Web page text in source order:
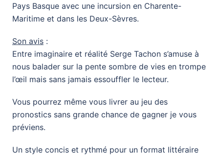
Pays Basque avec une incursion en Charente-
Maritime et dans les Deux-Sèvres.
Son avis :
Entre imaginaire et réalité Serge Tachon s’amuse à
nous balader sur la pente sombre de vies en trompe
l’œil mais sans jamais essouffler le lecteur.
Vous pourrez même vous livrer au jeu des
pronostics sans grande chance de gagner je vous
préviens.
Un style concis et rythmé pour un format littéraire